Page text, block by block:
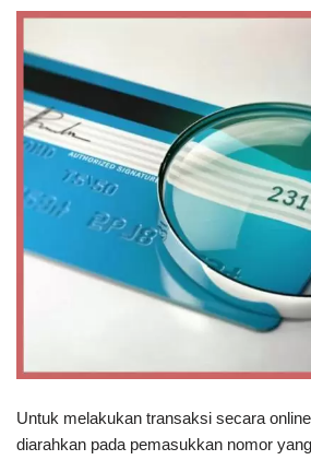
Untuk melakukan transaksi secara
diarahkan pada pemasukkan nomor